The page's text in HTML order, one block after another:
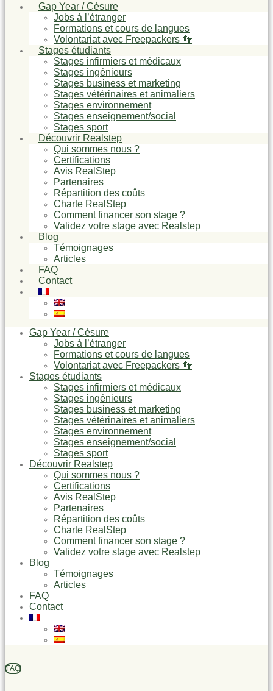
Gap Year / Césure
Jobs à l’étranger
Formations et cours de langues
Volontariat avec Freepackers 👣
Stages étudiants
Stages infirmiers et médicaux
Stages ingénieurs
Stages business et marketing
Stages vétérinaires et animaliers
Stages environnement
Stages enseignement/social
Stages sport
Découvrir Realstep
Qui sommes nous ?
Certifications
Avis RealStep
Partenaires
Répartition des coûts
Charte RealStep
Comment financer son stage ?
Validez votre stage avec Realstep
Blog
Témoignages
Articles
FAQ
Contact
Gap Year / Césure
Jobs à l’étranger
Formations et cours de langues
Volontariat avec Freepackers 👣
Stages étudiants
Stages infirmiers et médicaux
Stages ingénieurs
Stages business et marketing
Stages vétérinaires et animaliers
Stages environnement
Stages enseignement/social
Stages sport
Découvrir Realstep
Qui sommes nous ?
Certifications
Avis RealStep
Partenaires
Répartition des coûts
Charte RealStep
Comment financer son stage ?
Validez votre stage avec Realstep
Blog
Témoignages
Articles
FAQ
Contact
FAQ